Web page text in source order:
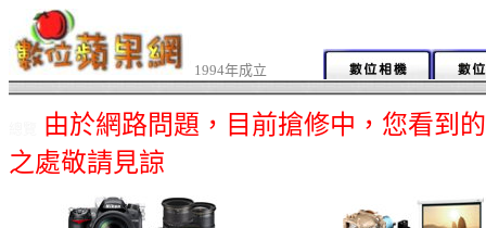
1994年成立
由於網路問題，目前搶修中，您看到
之處敬請見諒